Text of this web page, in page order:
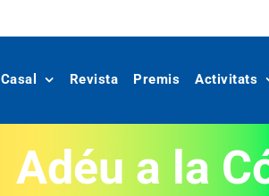
Casal Revista Premis Activitats
Adéu a la